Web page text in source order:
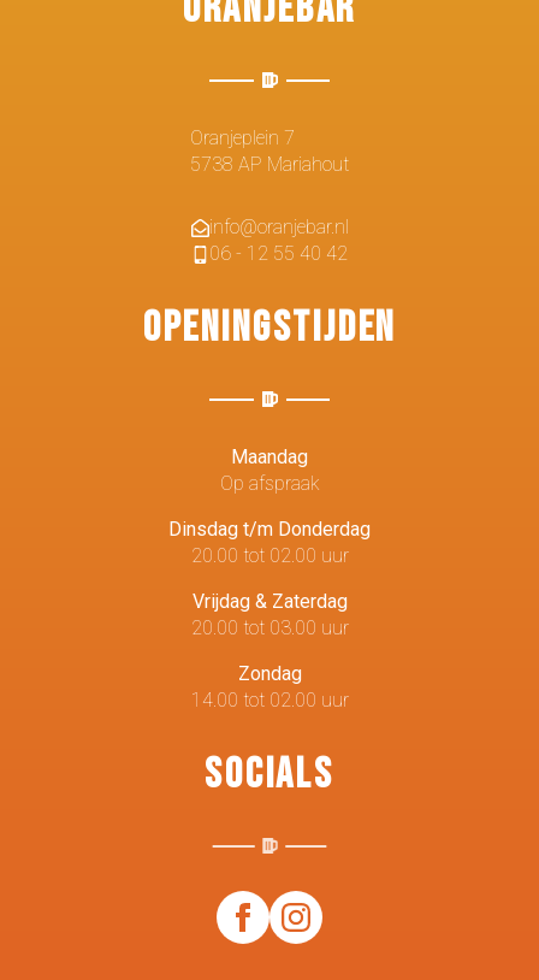
Oranjeplein 7
5738 AP Mariahout
info@oranjebar.nl
06 - 12 55 40 42
Openingstijden
Maandag
Op afspraak
Dinsdag t/m Donderdag
20.00 tot 02.00 uur
Vrijdag & Zaterdag
20.00 tot 03.00 uur
Zondag
14.00 tot 02.00 uur
Socials